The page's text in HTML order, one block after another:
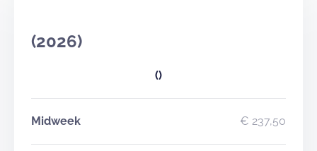
(2026)
()
Midweek € 237,50